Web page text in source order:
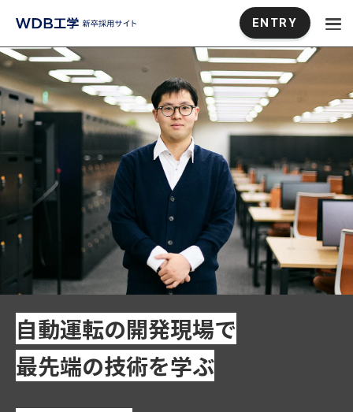
ENTRY
自動運転の開発現場で
最先端の技術を学ぶ